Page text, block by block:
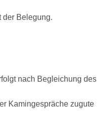
der Belegung.
nach Begleichung des
Kamingespräche zugute